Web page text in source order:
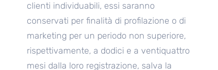
clienti individuabili, essi saranno
conservati per finalità di profilazione o di
marketing per un periodo non superiore,
rispettivamente, a dodici e a ventiquattro
mesi dalla loro registrazione, salva la